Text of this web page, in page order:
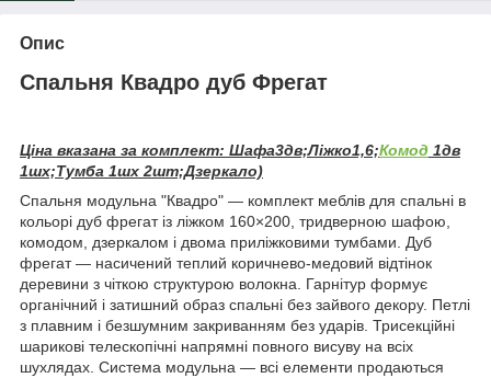
Опис
Спальня Квадро дуб Фрегат
Ціна вказана за комплект: Шафа3дв;Ліжко1,6;Комод 1дв
1шх;Тумба 1шх 2шт;Дзеркало)
Спальня модульна "Квадро" — комплект меблів для спальні в
кольорі дуб фрегат із ліжком 160×200, тридверною шафою,
комодом, дзеркалом і двома приліжковими тумбами. Дуб
фрегат — насичений теплий коричнево-медовий відтінок
деревини з чіткою структурою волокна. Гарнітур формує
органічний і затишний образ спальні без зайвого декору. Петлі
з плавним і безшумним закриванням без ударів. Трисекційні
шарикові телескопічні напрямні повного висуву на всіх
шухлядах. Система модульна — всі елементи продаються